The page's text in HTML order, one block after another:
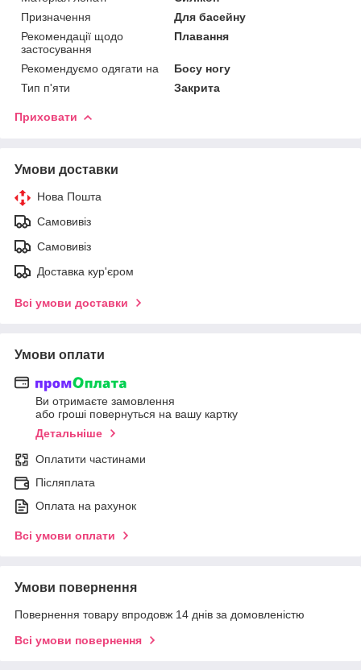
Призначення
Для басейну
Рекомендації щодо
застосування
Плавання
Рекомендуємо одягати на
Босу ногу
Тип п'яти
Закрита
Приховати
Умови доставки
Нова Пошта
Самовивіз
Самовивіз
Доставка кур'єром
Всі умови доставки
Умови оплати
Ви отримаєте замовлення
або гроші повернуться на вашу картку
Детальніше
Оплатити частинами
Післяплата
Оплата на рахунок
Всі умови оплати
Умови повернення
Повернення товару впродовж 14 днів за домовленістю
Всі умови повернення